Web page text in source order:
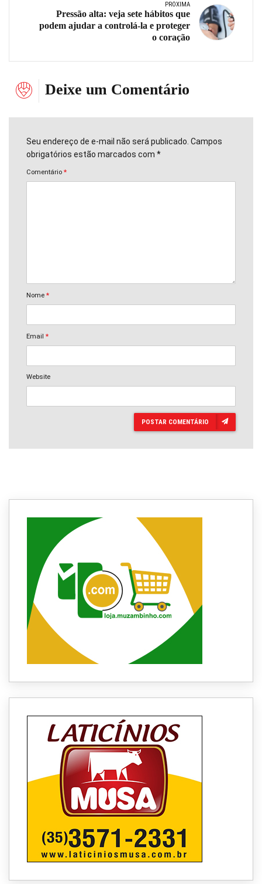
PRÓXIMA
Pressão alta: veja sete hábitos que
podem ajudar a controlá-la e proteger
o coração
Deixe um Comentário
Seu endereço de e-mail não será publicado. Campos
obrigatórios estão marcados com *
Comentário *
Nome *
Email *
Website
POSTAR COMENTÁRIO